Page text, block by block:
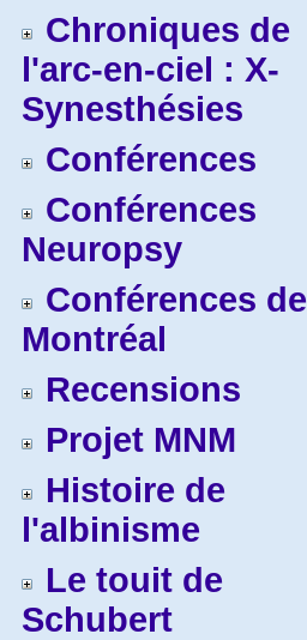
Chroniques de
l'arc-en-ciel : X-
Synesthésies
Conférences
Conférences
Neuropsy
Conférences de
Montréal
Recensions
Projet MNM
Histoire de
l'albinisme
Le touit de
Schubert